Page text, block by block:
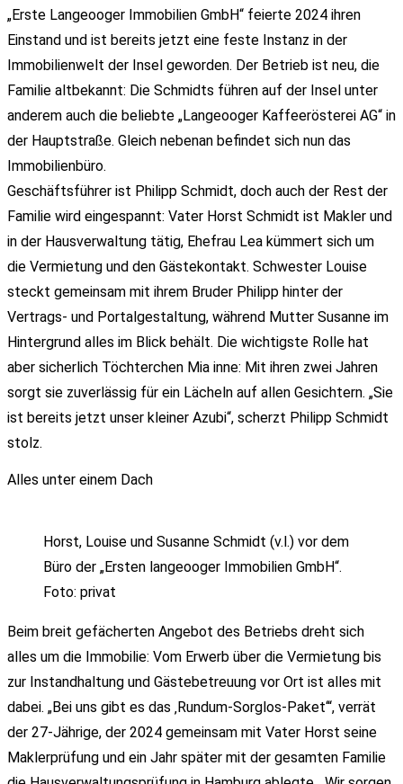
„Erste Langeooger Immobilien GmbH“ feierte 2024 ihren
Einstand und ist bereits jetzt eine feste Instanz in der
Immobilienwelt der Insel geworden. Der Betrieb ist neu, die
Familie altbekannt: Die Schmidts führen auf der Insel unter
anderem auch die beliebte „Langeooger Kaffeerösterei AG“ in
der Hauptstraße. Gleich nebenan befindet sich nun das
Immobilienbüro.
Geschäftsführer ist Philipp Schmidt, doch auch der Rest der
­Familie wird eingespannt: Vater Horst Schmidt ist Makler und
in der Hausverwaltung tätig, Ehefrau Lea kümmert sich um
die Vermietung und den Gästekontakt. Schwester Louise
steckt gemeinsam mit ihrem Bruder Philipp hinter der
Vertrags- und Portalgestaltung, während Mutter Susanne im
Hintergrund alles im Blick behält. Die wichtigste Rolle hat
aber sicherlich Töchterchen Mia inne: Mit ihren zwei Jahren
sorgt sie zuverlässig für ein Lächeln auf allen Gesichtern. „Sie
ist bereits jetzt unser kleiner Azubi“, scherzt Philipp Schmidt
stolz.
Alles unter einem Dach
Horst, Louise und Susanne Schmidt (v.l.) vor dem
Büro der „Ersten langeooger Immobilien GmbH“.
Foto: privat
Beim breit gefächerten Angebot des Betriebs dreht sich
alles um die Immobilie: Vom Erwerb über die Vermietung bis
zur Instandhaltung und Gästebetreuung vor Ort ist alles mit
dabei. „Bei uns gibt es das ‚Rundum-Sorglos-Paket‘“, verrät
der 27-Jährige, der 2024 gemeinsam mit Vater Horst seine
Maklerprüfung und ein Jahr später mit der gesamten Familie